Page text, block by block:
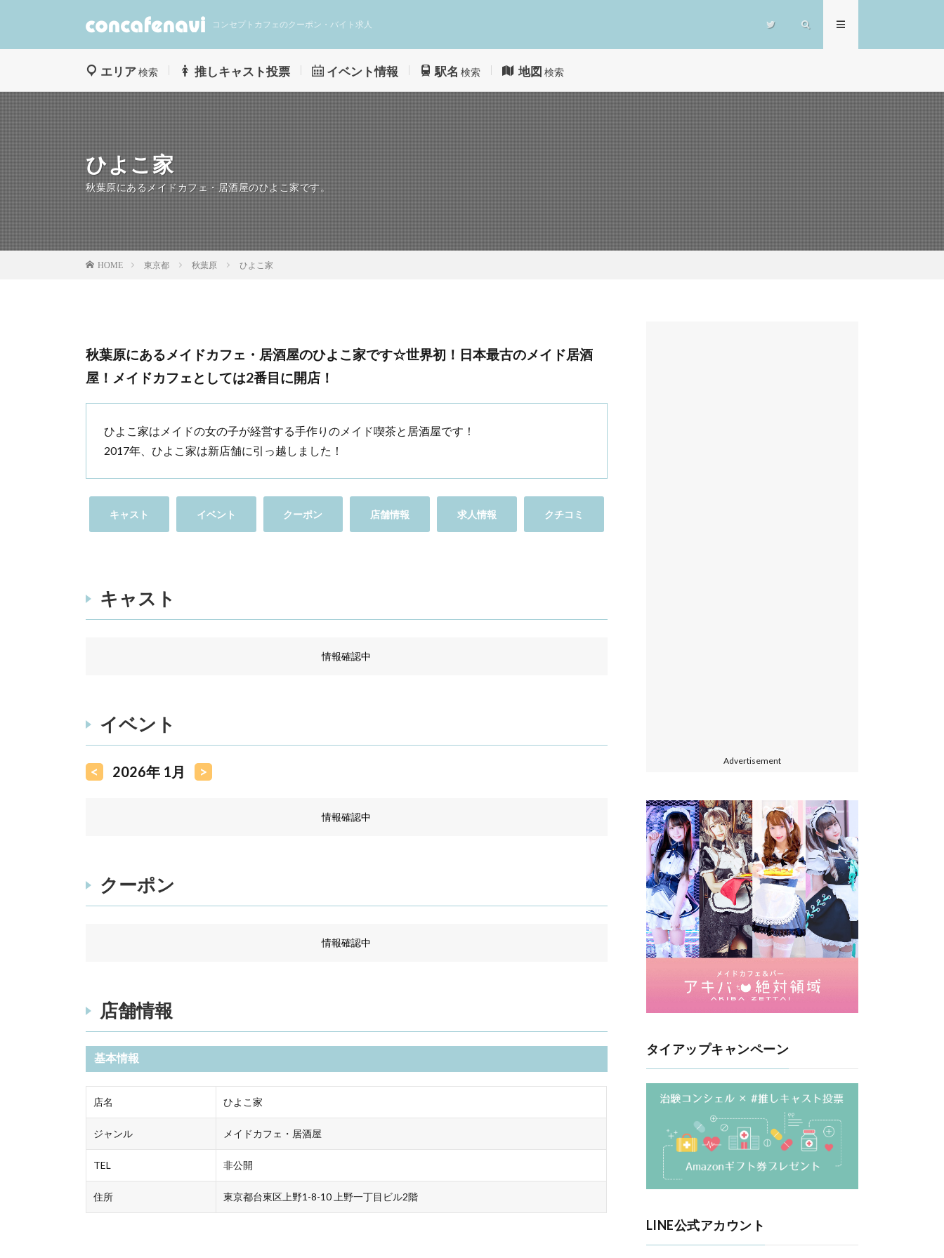
コンセプトカフェのクーポン・バイト求人
エリア検索 推しキャスト投票 イベント情報 駅名 検索 地図 検索
ひよこ家
秋葉原にあるメイドカフェ・居酒屋のひよこ家です。
HOME 東京都 秋葉原 ひよこ家
秋葉原にあるメイドカフェ・居酒屋のひよこ家です☆世界初！日本最古のメイド居酒
屋！メイドカフェとしては2番目に開店！
ひよこ家はメイドの女の子が経営する手作りのメイド喫茶と居酒屋です！
2017年、ひよこ家は新店舗に引っ越しました！
キャスト イベント クーポン 店舗情報 求人情報 クチコミ
キャスト
情報確認中
イベント
< 2026年 1月 >
情報確認中
クーポン
情報確認中
店舗情報
基本情報
店名 ひよこ家
ジャンル メイドカフェ・居酒屋
TEL 非公開
住所 東京都台東区上野1-8-10 上野一丁目ビル2階
Advertisement
タイアップキャンペーン
LINE公式アカウント